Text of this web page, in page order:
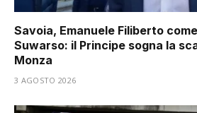
Savoia, Emanuele Filiberto
Suwarso: il Principe sogna la
Monza
3 AGOSTO 2026